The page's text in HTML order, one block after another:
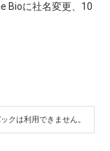
Bioに社名変更、10
クは利用できません。